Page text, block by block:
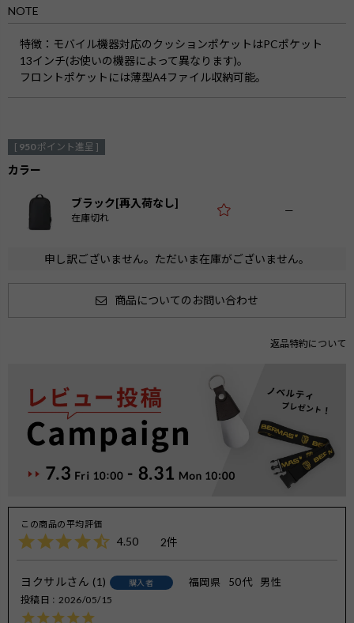
NOTE
特徴 ：モバイル機器対応のクッションポケットはPCポケット
13インチ(お使いの機器によって異なります)。
フロントポケットには薄型A4ファイル収納可能。
[ 950 ポイント進呈 ]
カラー
ブラック[再入荷なし]
在庫切れ
—
申し訳ございません。ただいま在庫がございません。
商品についてのお問い合わせ
返品特約について
4.50 2
ヨクサル 1 購入者 福岡県 50代 男性
投稿日 2026/05/15